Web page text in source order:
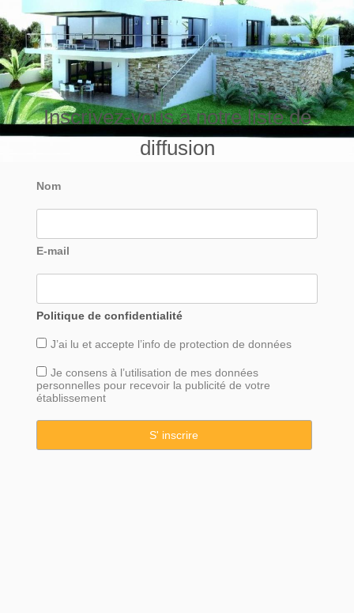
Inscrivez-vous à notre liste de
diffusion
Nom
E-mail
Politique de confidentialité
J’ai lu et accepte l’info de protection de données
Je consens à l’utilisation de mes données
personnelles pour recevoir la publicité de votre
établissement